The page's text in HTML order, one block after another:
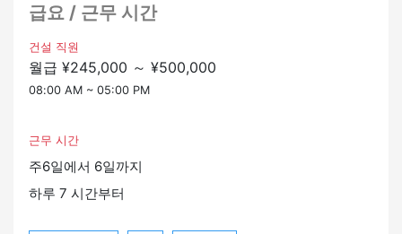
킬” 등 공사 시 갖추면 유용한 자격증이 많이 있습니다.
원하므로 함께 기술을 향상시켜 봅시다!
급요 / 근무 시간
건설 직원
월급 ¥245,000 ～ ¥500,000
08:00 AM ~ 05:00 PM
근무 시간
주6일에서 6일까지
하루 7 시간부터